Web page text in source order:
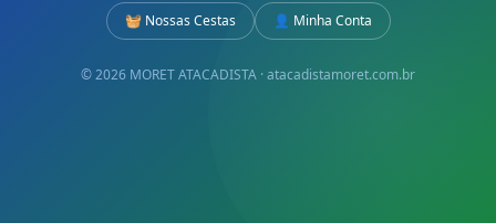
🧺 Nossas Cestas 👤 Minha Conta
© 2026 MORET ATACADISTA · atacadistamoret.com.br